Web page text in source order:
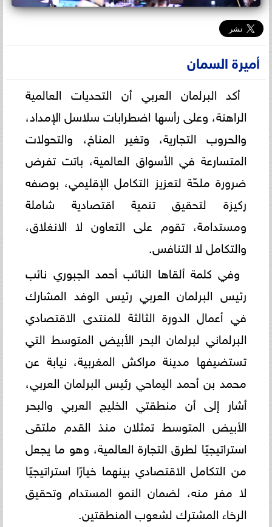
أميرة السمان
أكد البرلمان العربي أن التحديات العالمية
الراهنة، وعلى رأسها اضطرابات سلاسل الإمداد،
والحروب التجارية، وتغير المناخ، والتحولات
المتسارعة في الأسواق العالمية، باتت تفرض
ضرورة ملحّة لتعزيز التكامل الإقليمي، بوصفه
ركيزة لتحقيق تنمية اقتصادية شاملة
ومستدامة، تقوم على التعاون لا الانغلاق،
والتكامل لا التنافس.
وفي كلمة ألقاها النائب أحمد الجبوري نائب
رئيس البرلمان العربي رئيس الوفد المشارك
في أعمال الدورة الثالثة للمنتدى الاقتصادي
البرلماني لبرلمان البحر الأبيض المتوسط التي
تستضيفها مدينة مراكش المغربية، نيابة عن
محمد بن أحمد اليماحي رئيس البرلمان العربي،
أشار إلى أن منطقتي الخليج العربي والبحر
الأبيض المتوسط تمثلان منذ القدم ملتقى
استراتيجيًا لطرق التجارة العالمية، وهو ما يجعل
من التكامل الاقتصادي بينهما خيارًا استراتيجيًا
لا مفر منه، لضمان النمو المستدام وتحقيق
الرخاء المشترك لشعوب المنطقتين.